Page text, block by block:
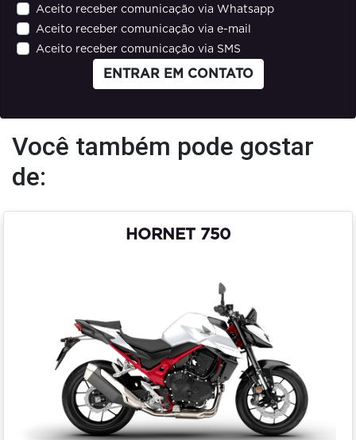
Aceito receber comunicação via Whatsapp
Aceito receber comunicação via e-mail
Aceito receber comunicação via SMS
ENTRAR EM CONTATO
Você também pode gostar
de:
HORNET 750